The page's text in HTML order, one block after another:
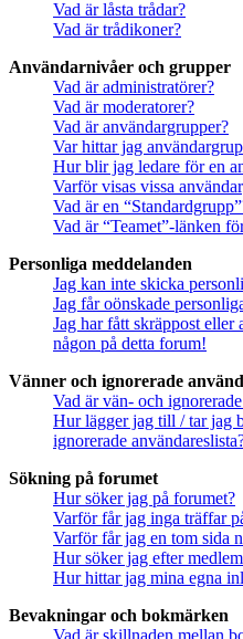
Vad är låsta trådar?
Vad är trådikoner?
Användarnivåer och grupper
Vad är administratörer?
Vad är moderatorer?
Vad är användargrupper?
Var hittar jag
Hur blir jag ledare för en
Varför visas vissa
Vad är en
Vad är “Teamet”-länken
Personliga meddelanden
Jag kan inte skicka
Jag får oönskade
Jag har fått skräppost eller
någon på detta forum!
Vänner och ignorerade
Vad är vän- och
Hur lägger jag till / tar jag
ignorerade
Sökning på forumet
Hur söker jag på forumet?
Varför får jag inga träffar
Varför får jag en tom sida
Hur söker jag efter
Hur hittar jag mina egna
Bevakningar och bokmärken
Vad är skillnaden mellan